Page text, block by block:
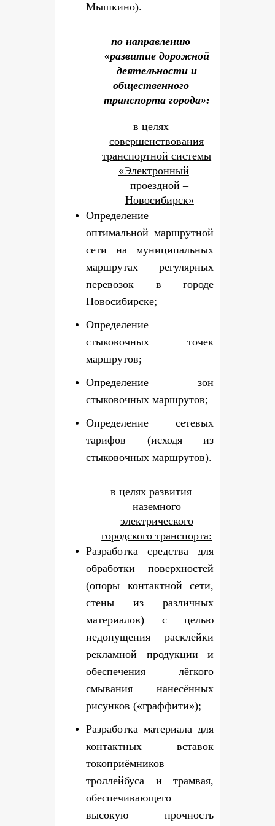
Мышкино).
по направлению
«развитие дорожной
деятельности и
общественного
транспорта города»:
в целях
совершенствования
транспортной системы
«Электронный
проездной –
Новосибирск»
Определение
оптимальной маршрутной
сети на муниципальных
маршрутах регулярных
перевозок в городе
Новосибирске;
Определение
стыковочных точек
маршрутов;
Определение зон
стыковочных маршрутов;
Определение сетевых
тарифов (исходя из
стыковочных маршрутов).
в целях развития
наземного
электрического
городского транспорта:
Разработка средства для
обработки поверхностей
(опоры контактной сети,
стены из различных
материалов) с целью
недопущения расклейки
рекламной продукции и
обеспечения лёгкого
смывания нанесённых
рисунков («граффити»);
Разработка материала для
контактных вставок
токоприёмников
троллейбуса и трамвая,
обеспечивающего
высокую прочность